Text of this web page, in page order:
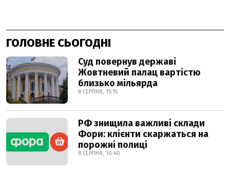
ГОЛОВНЕ СЬОГОДНІ
Суд повернув державі
Жовтневий палац вартістю
близько мільярда
8 СЕРПНЯ, 15:15
РФ знищила важливі склади
Фори: клієнти скаржаться на
порожні полиці
8 СЕРПНЯ, 10:40